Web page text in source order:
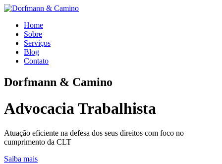
Home
Sobre
Serviços
Blog
Contato
Dorfmann & Camino
Advocacia Trabalhista
Atuação eficiente na defesa dos seus direitos com foco no
cumprimento da CLT
Saiba mais